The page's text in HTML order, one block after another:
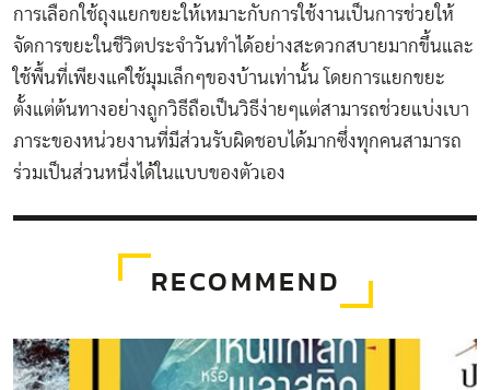
การเลือกใช้ถุงแยกขยะให้เหมาะกับการใช้งานเป็นการช่วยให้
จัดการขยะในชีวิตประจำวันทำได้อย่างสะดวกสบายมากขึ้นและ
ใช้พื้นที่เพียงแค่ใช้มุมเล็กๆของบ้านเท่านั้น โดยการแยกขยะ
ตั้งแต่ต้นทางอย่างถูกวิธีถือเป็นวิธีง่ายๆแต่สามารถช่วยแบ่งเบา
ภาระของหน่วยงานที่มีส่วนรับผิดชอบได้มากซึ่งทุกคนสามารถ
ร่วมเป็นส่วนหนึ่งได้ในแบบของตัวเอง
RECOMMEND